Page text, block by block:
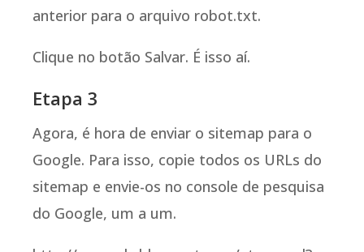
anterior para o arquivo robot.txt.
Clique no botão Salvar. É isso aí.
Etapa 3
Agora, é hora de enviar o sitemap para o
Google. Para isso, copie todos os URLs do
sitemap e envie-os no console de pesquisa
do Google, um a um.